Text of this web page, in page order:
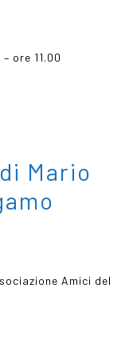
ore 11.00
Mario
Amici del